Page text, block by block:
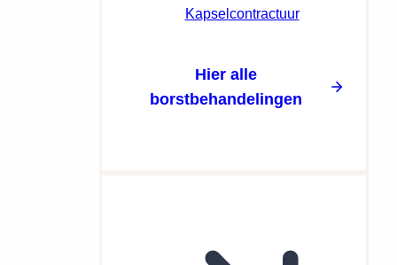
Kapselcontractuur
Hier alle
borstbehandelingen